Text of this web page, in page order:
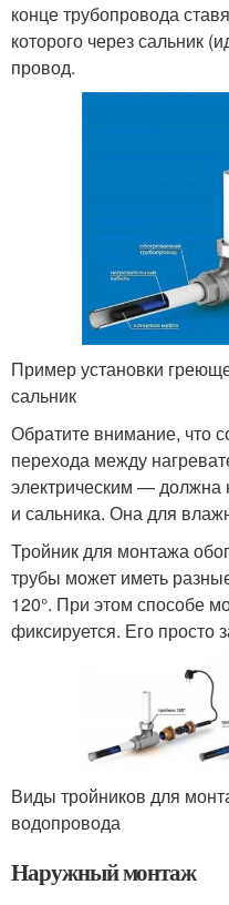
конце трубопровода
которого через сальник
провод.
Пример установки
сальник
Обратите внимание, что
перехода между
электрическим — должна
и сальника. Она для
Тройник для монтажа
трубы может иметь
120°. При этом способе
фиксируется. Его просто
Виды тройников для
водопровода
Наружный монтаж